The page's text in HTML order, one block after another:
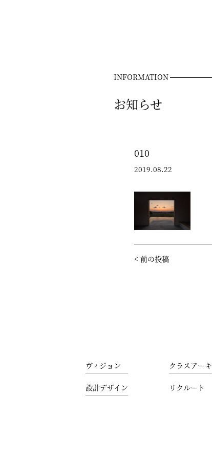
INFORMATION
お知らせ
010
2019.08.22
< 前の投稿
ヴィジョン
設計デザイン
クラスアーキ
リクルート